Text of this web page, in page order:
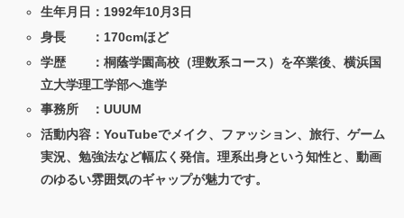
生年月日：1992年10月3日
身長 ：170cmほど
学歴 ：桐蔭学園高校（理数系コース）を卒業後、横浜国
立大学理工学部へ進学
事務所 ：UUUM
活動内容：YouTubeでメイク、ファッション、旅行、ゲーム
実況、勉強法など幅広く発信。理系出身という知性と、動画
のゆるい雰囲気のギャップが魅力です。